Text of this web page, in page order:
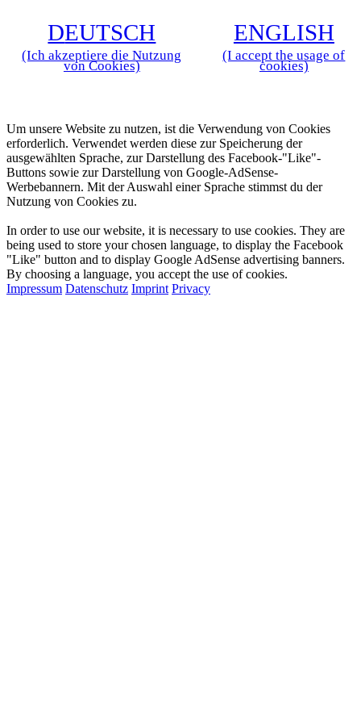
DEUTSCH
(Ich akzeptiere die Nutzung
von Cookies)
ENGLISH
(I accept the usage of
cookies)
Um unsere Website zu nutzen, ist die Verwendung von Cookies
erforderlich. Verwendet werden diese zur Speicherung der
ausgewählten Sprache, zur Darstellung des Facebook-"Like"-
Buttons sowie zur Darstellung von Google-AdSense-
Werbebannern. Mit der Auswahl einer Sprache stimmst du der
Nutzung von Cookies zu.
In order to use our website, it is necessary to use cookies. They are
being used to store your chosen language, to display the Facebook
"Like" button and to display Google AdSense advertising banners.
By choosing a language, you accept the use of cookies.
Impressum Datenschutz Imprint Privacy